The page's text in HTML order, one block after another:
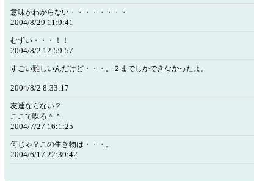
意味がわからない・・・・・・・・
2004/8/29 11:9:41
むずい・・・！！
2004/8/2 12:59:57
すごい難しいんだけど・・・。２までしかできなかったよ。
2004/8/2 8:33:17
友達ならない？
ここで喋ろ＾＾
2004/7/27 16:1:25
何じゃ？この生き物は・・・。
2004/6/17 22:30:42